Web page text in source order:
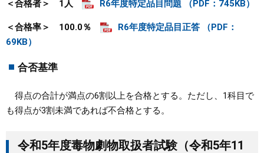
＜合格者＞ 1人 R6年度特定品目問題 （PDF：745KB）
＜合格率＞ 100.0％
R6年度特定品目正答 （PDF：
69KB）
合否基準
得点の合計が満点の6割以上を合格とする。ただし、1科目で
も得点が3割未満であれば不合格とする。
令和5年度毒物劇物取扱者試験（令和5年11